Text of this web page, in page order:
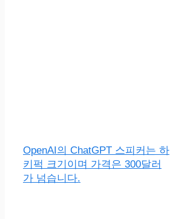
OpenAI의 ChatGPT 스피커는 하
키퍽 크기이며 가격은 300달러
가 넘습니다.